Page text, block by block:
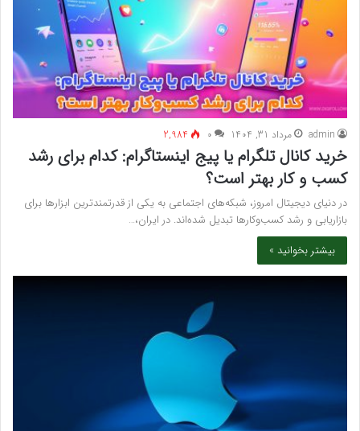
admin مرداد 31, 1404 ۰ 2,984
خرید کانال تلگرام یا پیج اینستاگرام: کدام برای رشد
کسب‌ و کار بهتر است؟
در دنیای دیجیتال امروز، شبکه‌های اجتماعی به یکی از قدرتمندترین ابزارها برای
بازاریابی و رشد کسب‌وکارها تبدیل شده‌اند. در ایران،…
بیشتر بخوانید »